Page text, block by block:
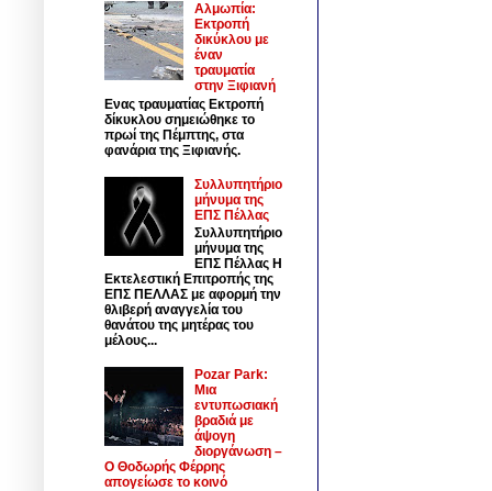
Αλμωπία:
Εκτροπή
δικύκλου με
έναν
τραυματία
στην Ξιφιανή
Ενας τραυματίας Εκτροπή
δίκυκλου σημειώθηκε το
πρωί της Πέμπτης, στα
φανάρια της Ξιφιανής.
Συλλυπητήριο
μήνυμα της
ΕΠΣ Πέλλας
Συλλυπητήριο
μήνυμα της
ΕΠΣ Πέλλας Η
Εκτελεστική Επιτροπής της
ΕΠΣ ΠΕΛΛΑΣ με αφορμή την
θλιβερή αναγγελία του
θανάτου της μητέρας του
μέλους...
Pozar Park:
Μια
εντυπωσιακή
βραδιά με
άψογη
διοργάνωση –
Ο Θοδωρής Φέρρης
απογείωσε το κοινό